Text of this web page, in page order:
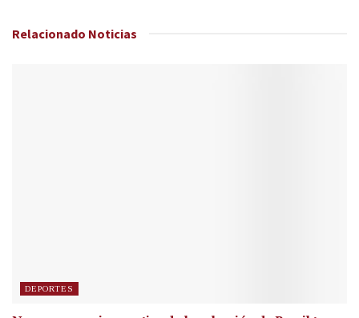
Relacionado Noticias
DEPORTES